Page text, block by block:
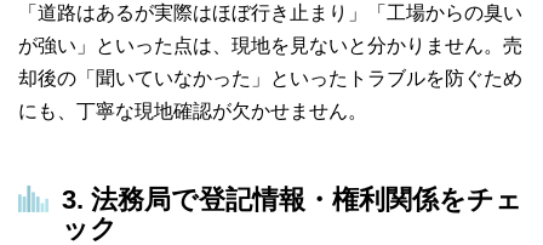
「道路はあるが実際はほぼ行き止まり」「工場からの臭い
が強い」といった点は、現地を見ないと分かりません。売
却後の「聞いていなかった」といったトラブルを防ぐため
にも、丁寧な現地確認が欠かせません。
3. 法務局で登記情報・権利関係をチェ
ック